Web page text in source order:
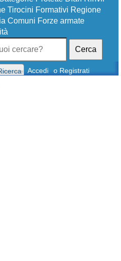
Tirocini Formativi Regione
Comuni Forze armate
Cerca
Accedi o Registrati